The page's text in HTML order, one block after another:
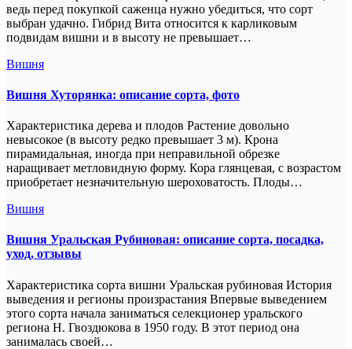
ведь перед покупкой саженца нужно убедиться, что сорт
выбран удачно. Гибрид Вита относится к карликовым
подвидам вишни и в высоту не превышает…
Вишня
Вишня Хуторянка: описание сорта, фото
Характеристика дерева и плодов Растение довольно
невысокое (в высоту редко превышает 3 м). Крона
пирамидальная, иногда при неправильной обрезке
наращивает метловидную форму. Кора глянцевая, с возрастом
приобретает незначительную шероховатость. Плоды…
Вишня
Вишня Уральская Рубиновая: описание сорта, посадка,
уход, отзывы
Характеристика сорта вишни Уральская рубиновая История
выведения и регионы произрастания Впервые выведением
этого сорта начала заниматься селекционер уральского
региона Н. Гвоздюкова в 1950 году. В этот период она
занималась своей…